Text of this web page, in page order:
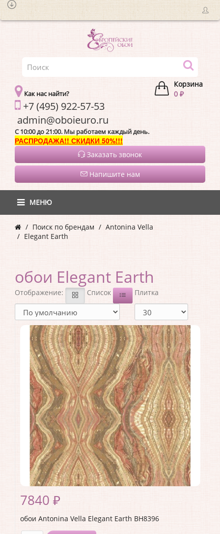
Корзина
0 ₽
Как нас найти?
+7 (495) 922-57-53
C 10:00 до 21:00. Мы работаем каждый день.
РАСПРОДАЖА!! СКИДКИ 50%!!!
Заказать звонок
Напишите нам
МЕНЮ
Поиск по брендам
Antonina Vella
Elegant Earth
обои Elegant Earth
Отображение: Список Плитка
7840 ₽
обои Antonina Vella Elegant Earth BH8396